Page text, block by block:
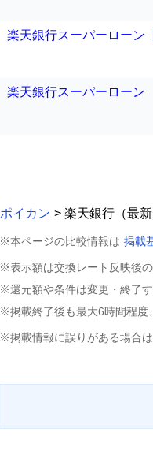
楽天銀行スーパーローン
楽天銀行スーパーローン
ポイカン > 楽天銀行（最新
※本ページの比較情報は 掲載
※表示額は交換レート反映後
※還元額や条件は変更・終了す
※掲載終了後も最大6時間程度
※掲載情報に誤りがある場合は